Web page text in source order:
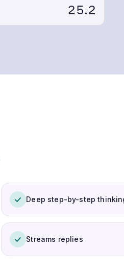
25.2
Deep step-by-step
Streams replies